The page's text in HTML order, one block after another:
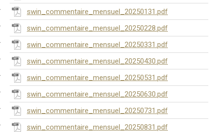
swin_commentaire_mensuel_20250131.pdf
swin_commentaire_mensuel_20250228.pdf
swin_commentaire_mensuel_20250331.pdf
swin_commentaire_mensuel_20250430.pdf
swin_commentaire_mensuel_20250531.pdf
swin_commentaire_mensuel_20250630.pdf
swin_commentaire_mensuel_20250731.pdf
swin_commentaire_mensuel_20250831.pdf